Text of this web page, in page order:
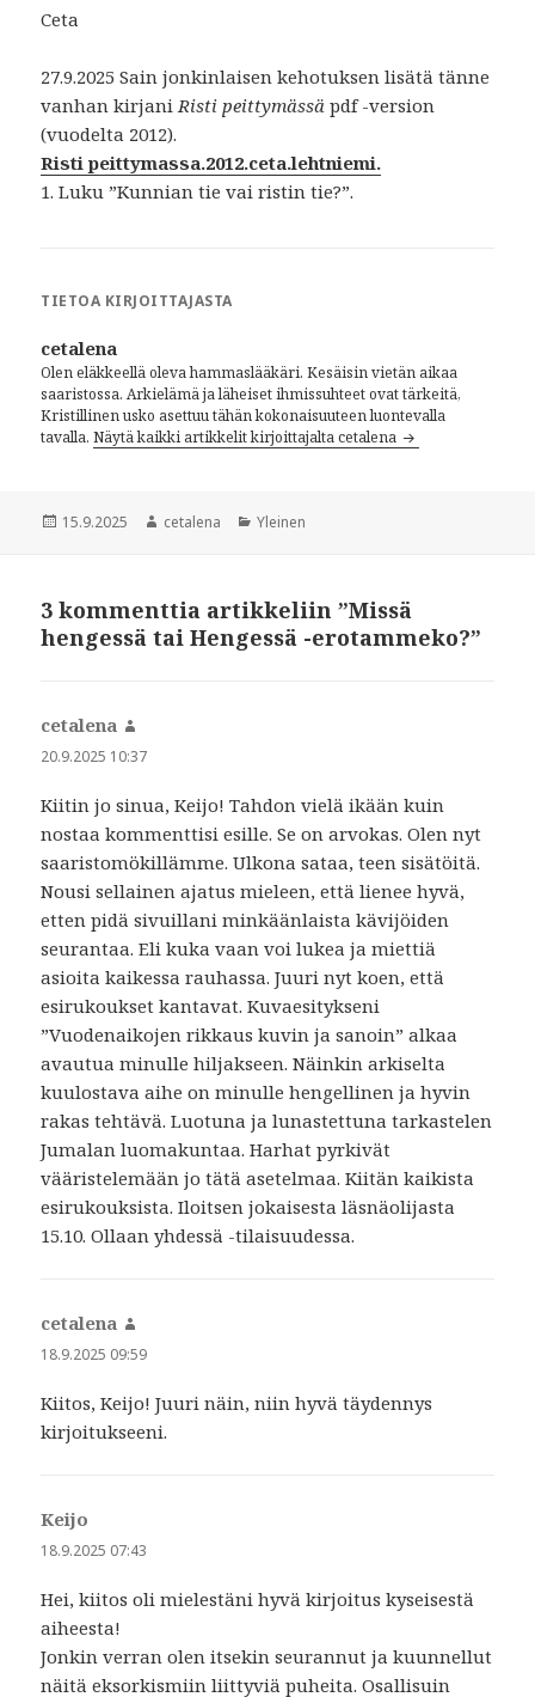
Ceta
27.9.2025 Sain jonkinlaisen kehotuksen lisätä tänne
vanhan kirjaniRisti peittymässä pdf -version
(vuodelta 2012).
Risti peittymassa.2012.ceta.lehtniemi.
1. Luku ”Kunnian tie vai ristin tie?”.
TIETOA KIRJOITTAJASTA
cetalena
Olen eläkkeellä oleva hammaslääkäri. Kesäisin vietän aikaa
saaristossa. Arkielämä ja läheiset ihmissuhteet ovat tärkeitä,
Kristillinen usko asettuu tähän kokonaisuuteen luontevalla
tavalla.Näytä kaikki artikkelit kirjoittajalta cetalena
Julkaistu
15.9.2025 Kirjoittaja
cetalena Kategoriat
Yleinen
3 kommenttia artikkeliin ”Missä
hengessä tai Hengessä -erotammeko?”
cetalena
20.9.2025 10:37
Kiitin jo sinua, Keijo! Tahdon vielä ikään kuin
nostaa kommenttisi esille. Se on arvokas. Olen nyt
saaristomökillämme. Ulkona sataa, teen sisätöitä.
Nousi sellainen ajatus mieleen, että lienee hyvä,
etten pidä sivuillani minkäänlaista kävijöiden
seurantaa. Eli kuka vaan voi lukea ja miettiä
asioita kaikessa rauhassa. Juuri nyt koen, että
esirukoukset kantavat. Kuvaesitykseni
”Vuodenaikojen rikkaus kuvin ja sanoin” alkaa
avautua minulle hiljakseen. Näinkin arkiselta
kuulostava aihe on minulle hengellinen ja hyvin
rakas tehtävä. Luotuna ja lunastettuna tarkastelen
Jumalan luomakuntaa. Harhat pyrkivät
vääristelemään jo tätä asetelmaa. Kiitän kaikista
esirukouksista. Iloitsen jokaisesta läsnäolijasta
15.10. Ollaan yhdessä -tilaisuudessa.
cetalena
18.9.2025 09:59
Kiitos, Keijo! Juuri näin, niin hyvä täydennys
kirjoitukseeni.
Keijo
18.9.2025 07:43
Hei, kiitos oli mielestäni hyvä kirjoitus kyseisestä
aiheesta!
Jonkin verran olen itsekin seurannut ja kuunnellut
näitä eksorkismiin liittyviä puheita. Osallisuin